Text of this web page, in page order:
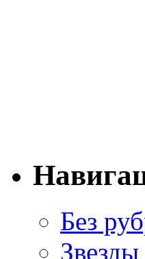
Без
Звезды